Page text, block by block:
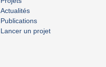
Actualités
Publications
Lancer un projet